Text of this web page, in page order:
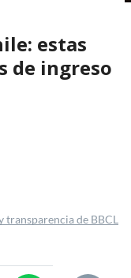
estas
de ingreso
transparencia de BBCL